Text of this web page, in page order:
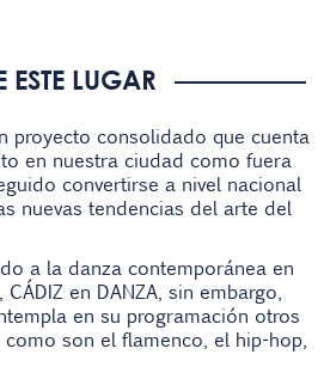
LUGAR
proyecto consolidado que cuenta
en nuestra ciudad como fuera
convertirse a nivel nacional
nuevas tendencias del arte del
a la danza contemporánea en
en DANZA, sin embargo,
en su programación otros
son el flamenco, el hip-hop,